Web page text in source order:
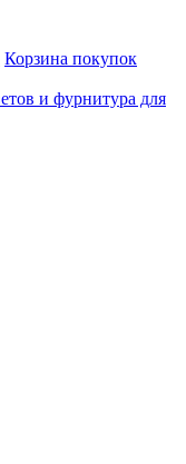
Корзина покупок